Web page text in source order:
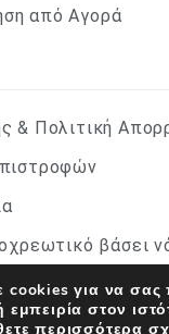
από Αγορά
& Πολιτική
βάσει
2026
cookies για να
εμπειρία στον
περισσότερα